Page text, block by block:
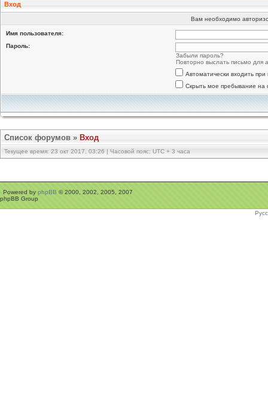
Вход
Вам необходимо
Имя пользователя:
Пароль:
Забыли пароль?
Повторно выслать письмо для
Автоматически входить
Скрыть мое пребывание на
Список форумов » Вход
Текущее время: 23 окт 2017, 03:26 | Часовой пояс: UTC + 3 часа
Powered by phpBB © 2000, 2002, 2005, 2007
phpBB Group